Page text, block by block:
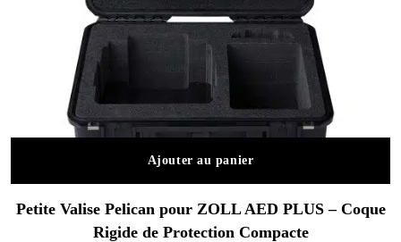
Ajouter au panier
Petite Valise Pelican pour ZOLL AED PLUS – Coque
Rigide de Protection Compacte